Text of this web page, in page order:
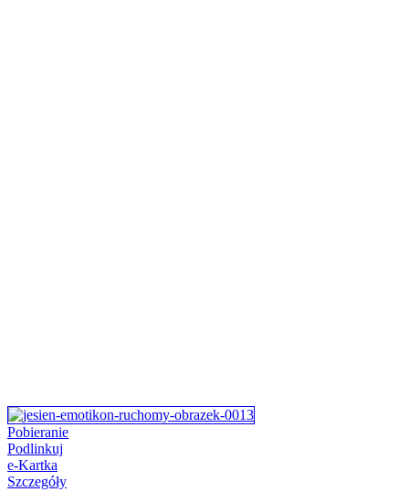
Pobieranie
Podlinkuj
e-Kartka
Szczegóły